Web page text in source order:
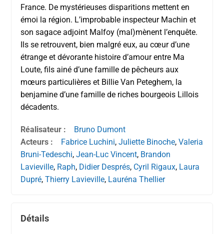
France. De mystérieuses disparitions mettent en
émoi la région. L’improbable inspecteur Machin et
son sagace adjoint Malfoy (mal)mènent l’enquête.
Ils se retrouvent, bien malgré eux, au cœur d’une
étrange et dévorante histoire d’amour entre Ma
Loute, fils ainé d’une famille de pêcheurs aux
mœurs particulières et Billie Van Peteghem, la
benjamine d’une famille de riches bourgeois Lillois
décadents.
Réalisateur :
Bruno Dumont
Acteurs :
Fabrice Luchini,Juliette Binoche,Valeria
Bruni-Tedeschi,Jean-Luc Vincent, Brandon
Lavieville, Raph, Didier Després, Cyril Rigaux, Laura
Dupré,Thierry Lavieville, Lauréna Thellier
Détails